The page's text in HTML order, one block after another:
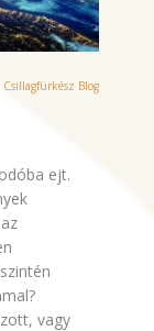
Csillagfürkész Blog
ejt.
vagy